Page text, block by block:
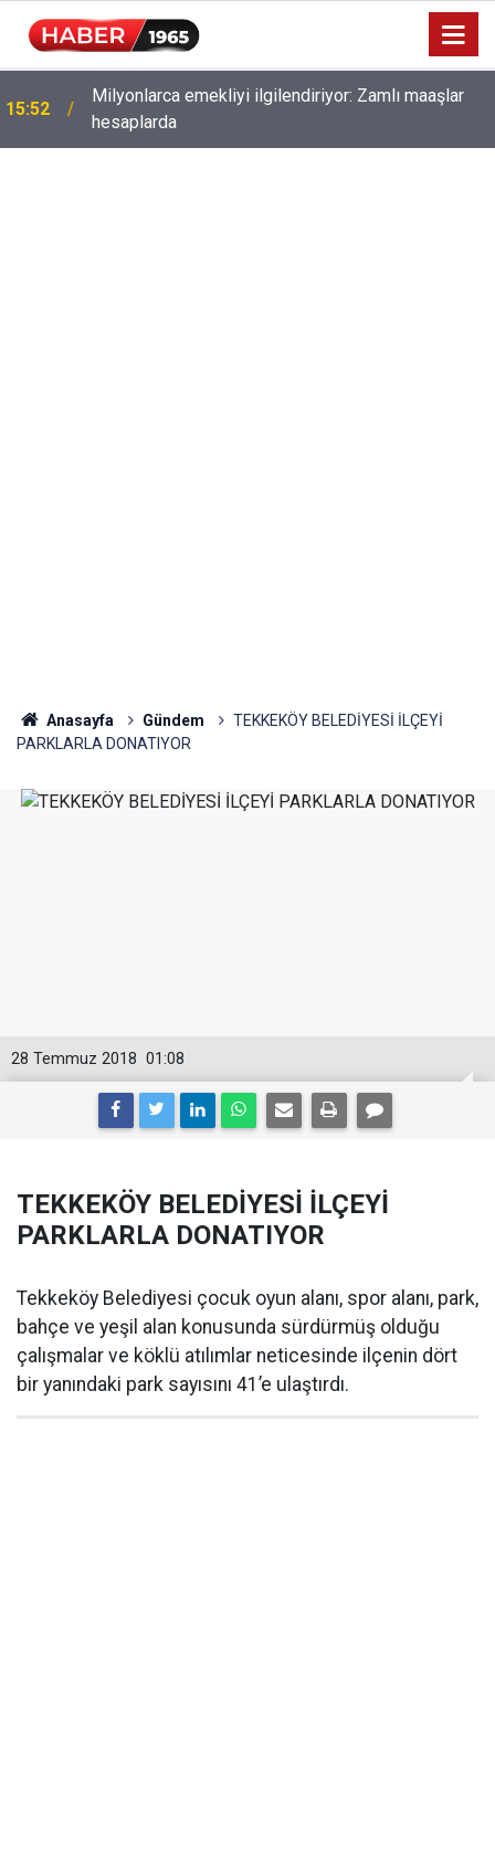
15:52
Milyonlarca emekliyi ilgilendiriyor: Zamlı maaşlar
hesaplarda
Anasayfa Gündem
TEKKEKÖY BELEDİYESİ İLÇEYİ
PARKLARLA DONATIYOR
01:08
28 Temmuz 2018
TEKKEKÖY BELEDİYESİ İLÇEYİ
PARKLARLA DONATIYOR
Tekkeköy Belediyesi çocuk oyun alanı, spor alanı, park,
bahçe ve yeşil alan konusunda sürdürmüş olduğu
çalışmalar ve köklü atılımlar neticesinde ilçenin dört
bir yanındaki park sayısını 41’e ulaştırdı.